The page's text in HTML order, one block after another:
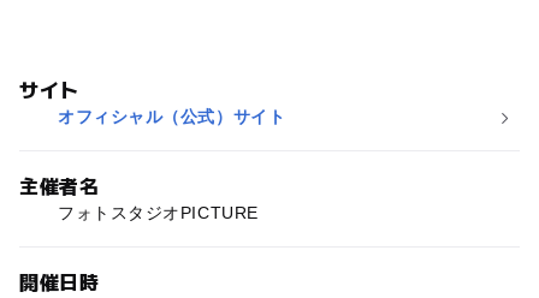
サイト
オフィシャル（公式）サイト
主催者名
フォトスタジオPICTURE
開催日時